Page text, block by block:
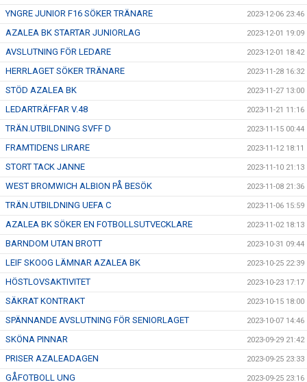
YNGRE JUNIOR F16 SÖKER TRÄNARE 2023-12-06 23:46
AZALEA BK STARTAR JUNIORLAG 2023-12-01 19:09
AVSLUTNING FÖR LEDARE 2023-12-01 18:42
HERRLAGET SÖKER TRÄNARE 2023-11-28 16:32
STÖD AZALEA BK 2023-11-27 13:00
LEDARTRÄFFAR V.48 2023-11-21 11:16
TRÄN.UTBILDNING SVFF D 2023-11-15 00:44
FRAMTIDENS LIRARE 2023-11-12 18:11
STORT TACK JANNE 2023-11-10 21:13
WEST BROMWICH ALBION PÅ BESÖK 2023-11-08 21:36
TRÄN.UTBILDNING UEFA C 2023-11-06 15:59
AZALEA BK SÖKER EN FOTBOLLSUTVECKLARE 2023-11-02 18:13
BARNDOM UTAN BROTT 2023-10-31 09:44
LEIF SKOOG LÄMNAR AZALEA BK 2023-10-25 22:39
HÖSTLOVSAKTIVITET 2023-10-23 17:17
SÄKRAT KONTRAKT 2023-10-15 18:00
SPÄNNANDE AVSLUTNING FÖR SENIORLAGET 2023-10-07 14:46
SKÖNA PINNAR 2023-09-29 21:42
PRISER AZALEADAGEN 2023-09-25 23:33
GÅFOTBOLL UNG 2023-09-25 23:16